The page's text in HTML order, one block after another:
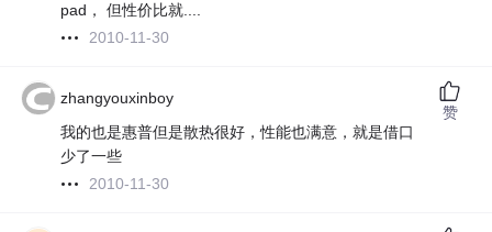
pad， 但性价比就....
2010-11-30
zhangyouxinboy
我的也是惠普但是散热很好，性能也满意，就是借口
少了一些
2010-11-30
赞